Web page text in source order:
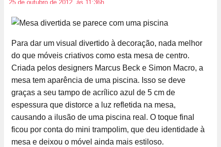
25 de outubro de 2012, às 11:36h
Para dar um visual divertido à decoração, nada melhor
do que móveis criativos como esta mesa de centro.
Criada pelos designers Marcus Beck e Simon Macro, a
mesa tem aparência de uma piscina. Isso se deve
graças a seu tampo de acrílico azul de 5 cm de
espessura que distorce a luz refletida na mesa,
causando a ilusão de uma piscina real. O toque final
ficou por conta do mini trampolim, que deu identidade à
mesa e deixou o móvel ainda mais estiloso.